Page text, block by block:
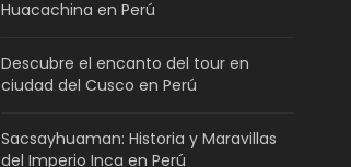
Huacachina en Perú
Descubre el encanto del tour en
ciudad del Cusco en Perú
Sacsayhuaman: Historia y Maravillas
del Imperio Inca en Perú